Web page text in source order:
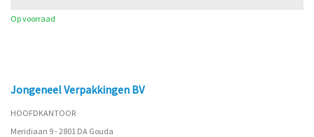
Op voorraad
Jongeneel Verpakkingen BV
HOOFDKANTOOR
Meridiaan 9 - 2801 DA Gouda